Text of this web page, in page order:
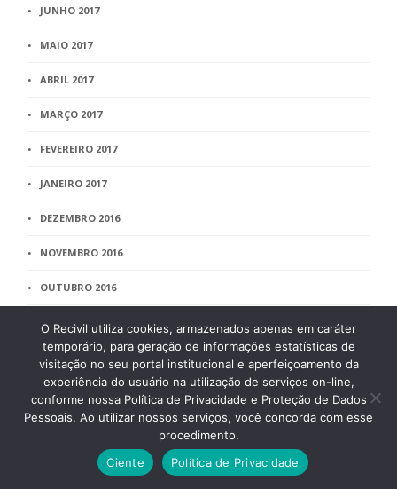
JUNHO 2017
MAIO 2017
ABRIL 2017
MARÇO 2017
FEVEREIRO 2017
JANEIRO 2017
DEZEMBRO 2016
NOVEMBRO 2016
OUTUBRO 2016
SETEMBRO 2016
AGOSTO 2016
JULHO 2016
JUNHO 2016
O Recivil utiliza cookies, armazenados apenas em caráter
temporário, para geração de informações estatísticas de
visitação no seu portal institucional e aperfeiçoamento da
experiência do usuário na utilização de serviços on-line,
conforme nossa Política de Privacidade e Proteção de Dados
Pessoais. Ao utilizar nossos serviços, você concorda com esse
procedimento.
Ciente
Política de Privacidade